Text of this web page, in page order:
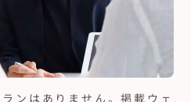
ンはありません。掲載ウェ